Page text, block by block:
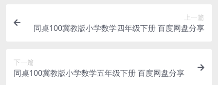
上一篇
同桌100冀教版小学数学四年级下册 百度网盘分享
下一篇
同桌100冀教版小学数学五年级下册 百度网盘分享